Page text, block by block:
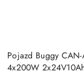
Pojazd Buggy
4x200W